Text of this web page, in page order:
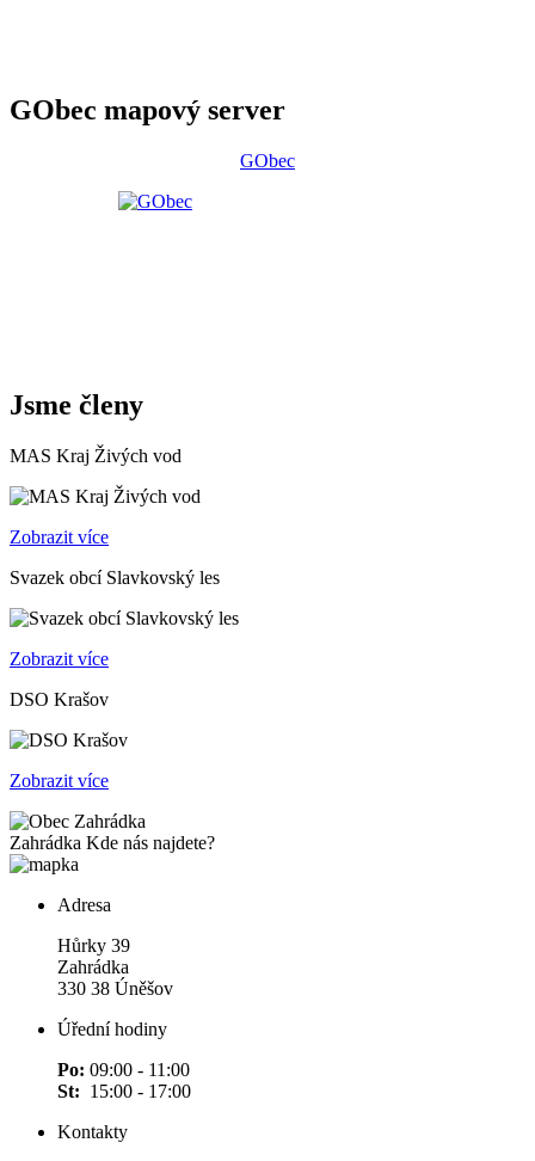
GObec mapový server
GObec
Jsme členy
MAS Kraj Živých vod
Zobrazit více
Svazek obcí Slavkovský les
Zobrazit více
DSO Krašov
Zobrazit více
Zahrádka Kde nás najdete?
Adresa
Hůrky 39
Zahrádka
330 38 Úněšov
Úřední hodiny
Po: 09:00 - 11:00
St: 15:00 - 17:00
Kontakty